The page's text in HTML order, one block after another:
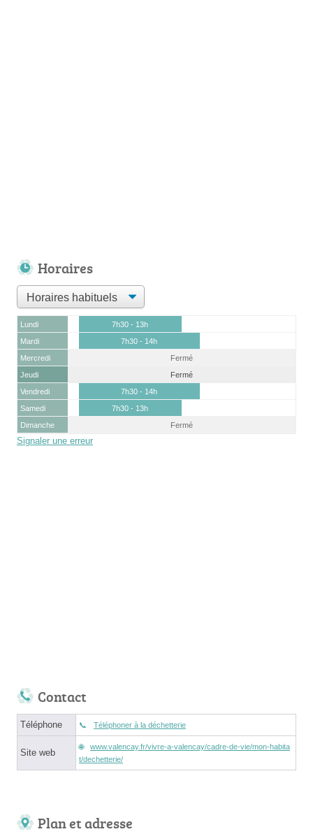
Horaires
Lundi
7h30 - 13h
Mardi
7h30 - 14h
Mercredi
Fermé
Jeudi
Fermé
Vendredi
7h30 - 14h
Samedi
7h30 - 13h
Dimanche
Fermé
Signaler une erreur
Contact
Téléphone Téléphoner à la déchetterie
Site web
www.valencay.fr/vivre-a-valencay/cadre-de-vie/mon-habita
t/dechetterie/
Plan et adresse